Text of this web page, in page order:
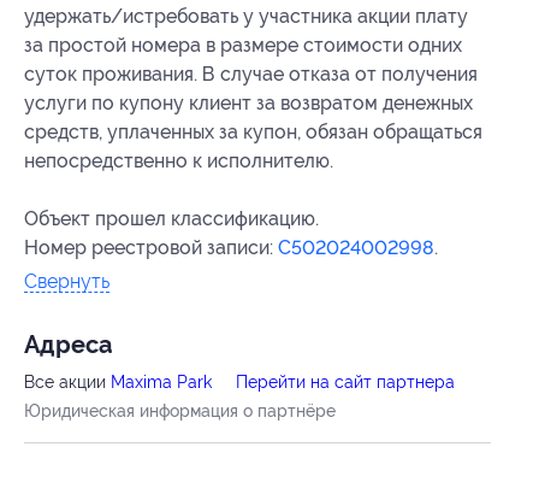
удержать/истребовать у участника акции плату
за простой номера в размере стоимости одних
суток проживания. В случае отказа от получения
услуги по купону клиент за возвратом денежных
средств, уплаченных за купон, обязан обращаться
непосредственно к исполнителю.
Объект прошел классификацию.
Номер реестровой записи: С502024002998.
Свернуть
Адресa
Все акции Maxima Park
Перейти на сайт партнера
Юридическая информация о партнёре